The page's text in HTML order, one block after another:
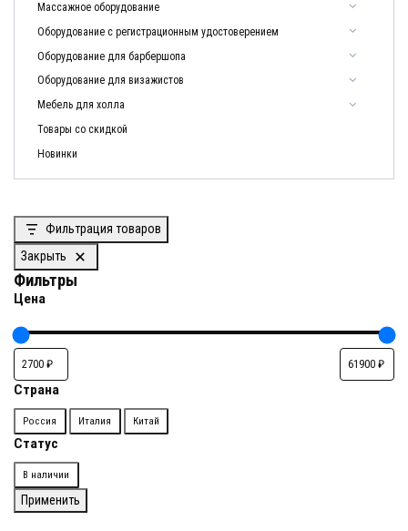
Массажное оборудование
Оборудование с регистрационным удостоверением
Оборудование для барбершопа
Оборудование для визажистов
Мебель для холла
Товары со скидкой
Новинки
Фильтрация товаров
Закрыть
Фильтры
Цена
Страна
Страна
Россия Италия Китай
Статус
Доступность
В наличии
Применить